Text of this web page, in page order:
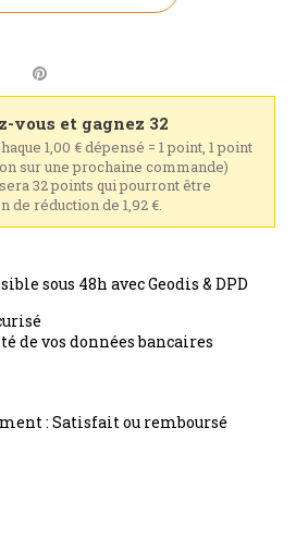
vous et gagnez 32
1,00 € dépensé = 1 point, 1 point
sur une prochaine commande)
32 points qui pourront être
de réduction de 1,92 €.
sous 48h avec Geodis & DPD
de vos données bancaires
: Satisfait ou remboursé